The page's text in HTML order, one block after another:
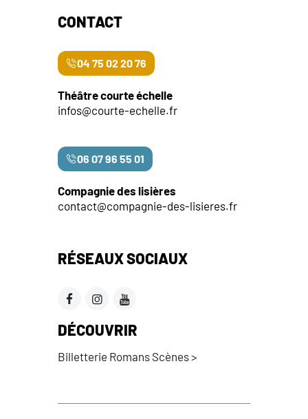
CONTACT
04 75 02 20 76
Théâtre courte échelle
infos@courte-echelle.fr
06 07 96 55 01
Compagnie des lisières
contact@compagnie-des-lisieres.fr
RÉSEAUX SOCIAUX
DÉCOUVRIR
Billetterie Romans Scènes >